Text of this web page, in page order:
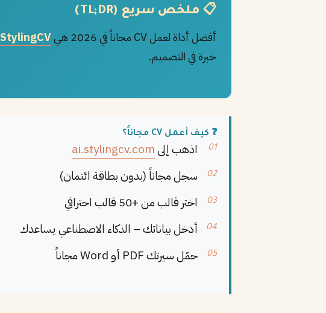
📋 ملخص سريع (TL;DR)
أفضل أداة لعمل CV مجاناً في 2026 هي
StylingCV
خبرة في التصميم.
❓ كيف أعمل CV مجاناً؟
اذهب إلىai.stylingcv.com
سجل مجاناً (بدون بطاقة ائتمان)
اختر قالب من +50 قالب احترافي
أدخل بياناتك – الذكاء الاصطناعي يساعدك
حمّل سيرتك PDF أو Word مجاناً